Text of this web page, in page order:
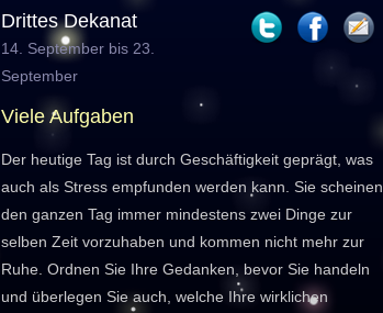
Drittes Dekanat
14. September bis 23.
September
Viele Aufgaben
Der heutige Tag ist durch Geschäftigkeit geprägt, was
auch als Stress empfunden werden kann. Sie scheinen
den ganzen Tag immer mindestens zwei Dinge zur
selben Zeit vorzuhaben und kommen nicht mehr zur
Ruhe. Ordnen Sie Ihre Gedanken, bevor Sie handeln
und überlegen Sie auch, welche Ihre wirklichen